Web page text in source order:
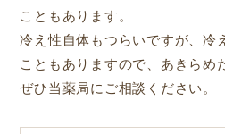
こともあります。
冷え性自体もつらいですが、冷
こともありますので、あきらめ
ぜひ当薬局にご相談ください。